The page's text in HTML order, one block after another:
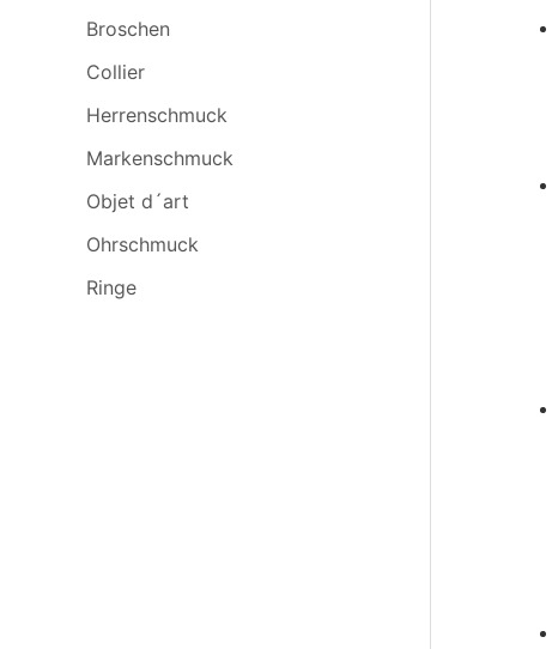
Broschen
Collier
Herrenschmuck
Markenschmuck
Objet d´art
Ohrschmuck
Ringe